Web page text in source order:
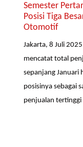
Semester
Posisi Tiga
Otomotif
Jakarta, 8 Juli
mencatat total
sepanjang Januari
posisinya sebagai
penjualan